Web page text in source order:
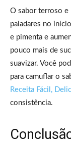
O sabor terroso e
paladares no
e pimenta e
pouco mais de
suavizar. Você
para camuflar o
Receita Fácil,
consistência.